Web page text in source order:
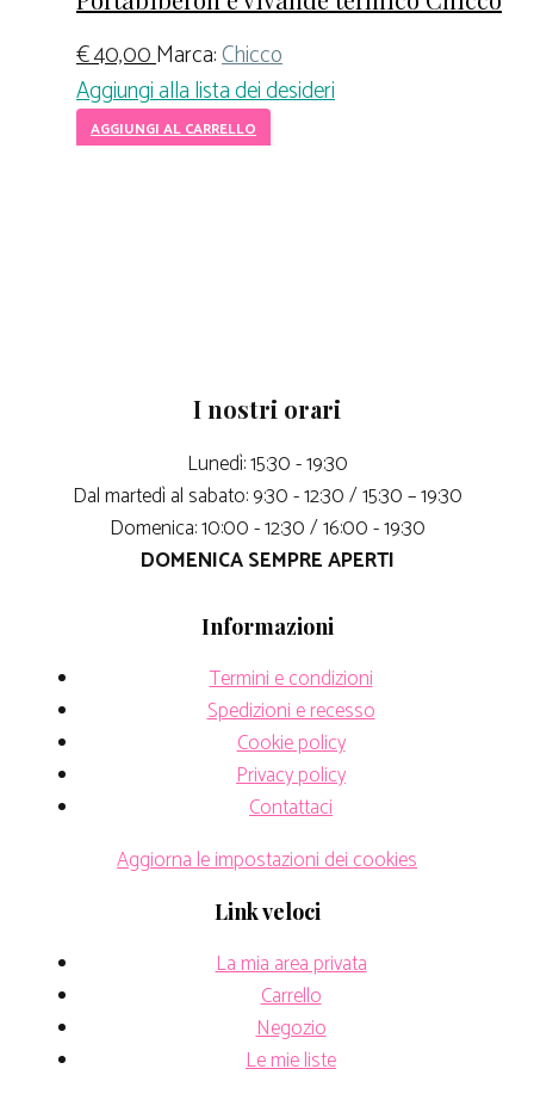
€40,00Marca:Chicco
Aggiungi alla lista dei desideri
AGGIUNGI AL CARRELLO
I nostri orari
Lunedì: 15:30 - 19:30
Dal martedì al sabato: 9:30 - 12:30 / 15:30 – 19:30
Domenica: 10:00 - 12:30 / 16:00 - 19:30
DOMENICA SEMPRE APERTI
Informazioni
Termini e condizioni
Spedizioni e recesso
Cookie policy
Privacy policy
Contattaci
Aggiorna le impostazioni dei cookies
Link veloci
La mia area privata
Carrello
Negozio
Le mie liste